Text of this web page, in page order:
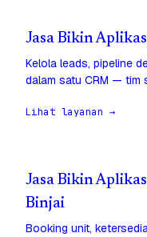
Jasa Bikin
Kelola leads, pipeline
dalam satu CRM — tim
Lihat layanan →
Jasa Bikin
Binjai
Booking unit,